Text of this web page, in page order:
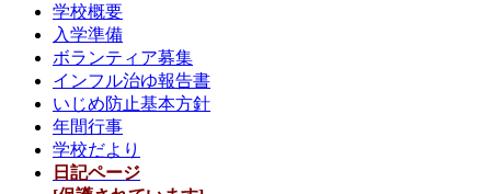
学校概要
入学準備
ボランティア募集
インフル治ゆ報告書
いじめ防止基本方針
年間行事
学校だより
日記ページ